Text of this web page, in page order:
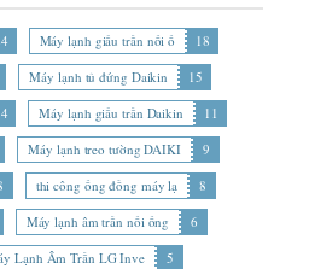
Máy lạnh giấu trần nối ố
18
Máy lạnh tủ đứng Daikin
15
Máy lạnh giấu trần Daikin
11
Máy lạnh treo tường DAIKI
9
thi công ống đồng máy lạ
8
Máy lạnh âm trần nối ống
6
Lạnh Âm Trần LG Inve
5